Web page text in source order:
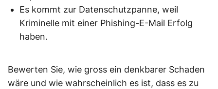
Es kommt zur Datenschutzpanne, weil
Kriminelle mit einer Phishing-E-Mail Erfolg
haben.
Bewerten Sie, wie gross ein denkbarer Schaden
wäre und wie wahrscheinlich es ist, dass es zu